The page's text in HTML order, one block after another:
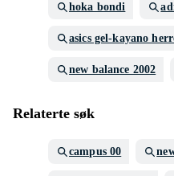
hoka bondi
asics gel-kayano
new balance 2002
Relaterte søk
campus 00